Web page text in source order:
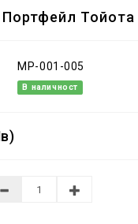
Тойота
MP-001-005
В наличност